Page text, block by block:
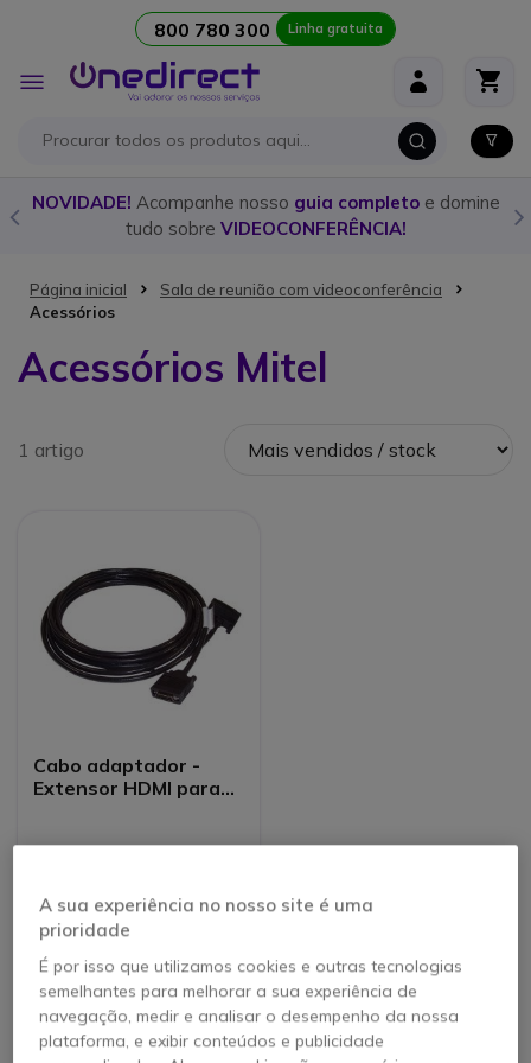
800 780 300 Linha gratuita
Alternar
Nav
NOVIDADE! Acompanhe nosso guia completoe domine
tudo sobre VIDEOCONFERÊNCIA!
Página inicial
Sala de reunião com videoconferência
Acessórios
Acessórios Mitel
1 artigo
Cabo adaptador -
Extensor HDMI para
Todas as vantagens da marca Mitel
A sua experiência no nosso site é uma
prioridade
É por isso que utilizamos cookies e outras tecnologias
semelhantes para melhorar a sua experiência de
navegação, medir e analisar o desempenho da nossa
plataforma, e exibir conteúdos e publicidade